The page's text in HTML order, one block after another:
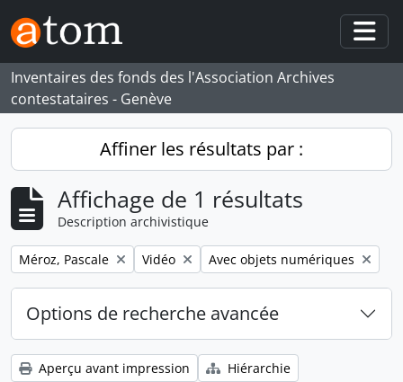
Skip to main content
Inventaires des fonds des l'Association Archives
contestataires - Genève
Affiner les résultats par :
Affichage de 1 résultats
Description archivistique
Remove filter:
Méroz, Pascale Remove filter:
Vidéo Remove filter:
Avec objets numériques
Options de recherche avancée
Aperçu avant impression
Hiérarchie